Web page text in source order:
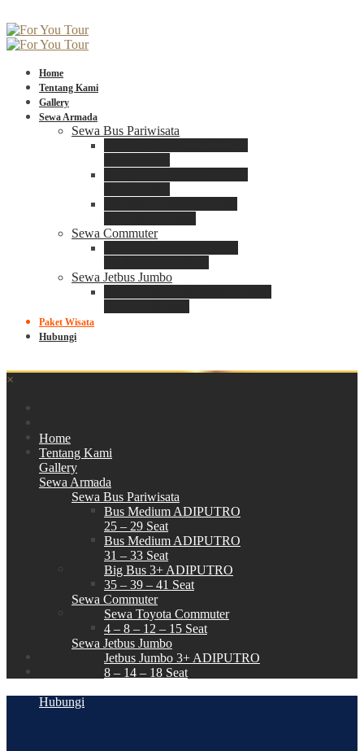
Home
Tentang Kami
Gallery
Sewa Armada
Sewa Bus Pariwisata
Sewa Commuter
Sewa Jetbus Jumbo
Paket Wisata
Hubungi
×
Home
Tentang Kami
Gallery
Sewa Armada
Sewa Bus Pariwisata
Bus Medium ADIPUTRO
25 – 29 Seat
Bus Medium ADIPUTRO
31 – 33 Seat
Big Bus 3+ ADIPUTRO
35 – 39 – 41 Seat
Sewa Commuter
Sewa Toyota Commuter
4 – 8 – 12 – 15 Seat
Sewa Jetbus Jumbo
Jetbus Jumbo 3+ ADIPUTRO
8 – 14 – 18 Seat
Hubungi